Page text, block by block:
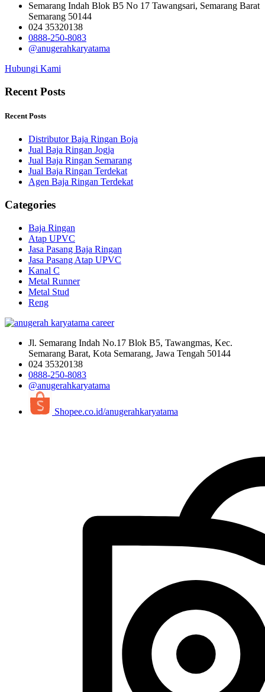
Semarang Indah Blok B5 No 17 Tawangsari, Semarang Barat
Semarang 50144
024 35320138
0888-250-8083
@anugerahkaryatama
Hubungi Kami
Recent Posts
Recent Posts
Distributor Baja Ringan Boja
Jual Baja Ringan Jogja
Jual Baja Ringan Semarang
Jual Baja Ringan Terdekat
Agen Baja Ringan Terdekat
Categories
Baja Ringan
Atap UPVC
Jasa Pasang Baja Ringan
Jasa Pasang Atap UPVC
Kanal C
Metal Runner
Metal Stud
Reng
Jl. Semarang Indah No.17 Blok B5, Tawangmas, Kec.
Semarang Barat, Kota Semarang, Jawa Tengah 50144
024 35320138
0888-250-8083
@anugerahkaryatama
Shopee.co.id/anugerahkaryatama